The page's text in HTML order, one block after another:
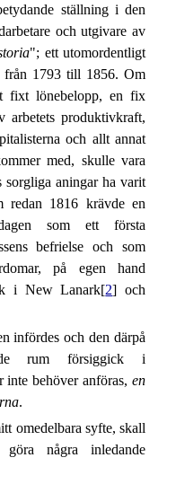
ställning i den
och utgivare av
"; ett utomordentligt
från 1793 till 1856. Om
fixt lönebelopp, en fix
arbetets produktivkraft,
och allt annat
med, skulle vara
sorgliga aningar ha varit
1816 krävde en
som ett första
befrielse och som
på egen hand
i New Lanark[2] och
infördes och den därpå
rum försiggick i
inte behöver anföras,en
.
omedelbara syfte, skall
några inledande